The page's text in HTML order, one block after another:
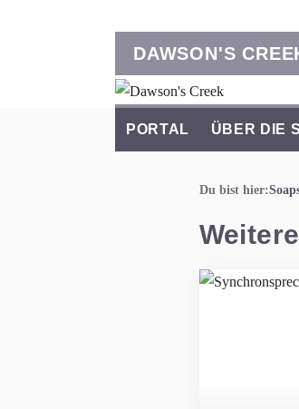
DAWSON'S
PORTAL ÜBER DIE
Du bist hier: